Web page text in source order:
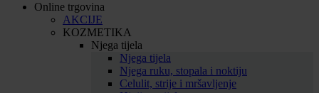
Online trgovina
AKCIJE
KOZMETIKA
Njega tijela
Njega tijela
Njega ruku, stopala i noktiju
Celulit, strije i mršavljenje